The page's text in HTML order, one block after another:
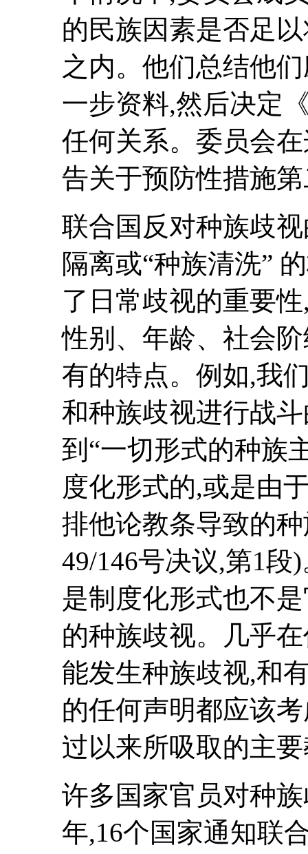
的民族因素是否足
之内。他们总结他
一步资料,然后决定
任何关系。委员会
告关于预防性措施
联合国反对种族歧
隔离或“种族清洗”
了日常歧视的重要
性别、年龄、社会
有的特点。例如,我
和种族歧视进行战
到“一切形式的种族
度化形式的,或是由
排他论教条导致的
49/146号决议,第1
是制度化形式也不
的种族歧视。几乎
能发生种族歧视,和
的任何声明都应该
过以来所吸取的主
许多国家官员对种
年,16个国家通知联